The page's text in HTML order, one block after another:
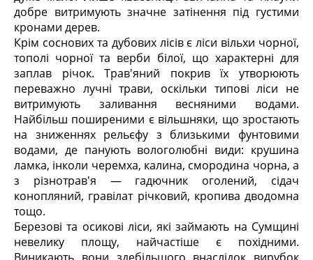
добре витримують значне затінення під густими
кронами дерев.
Крім соснових та дубових лісів є ліси вільхи чорної,
тополі чорної та верби білої, що характерні для
заплав річок. Трав'яний покрив їх утворюють
переважно лучні трави, оскільки типові ліси не
витримують заливання весняними водами.
Найбільш поширеними є вільшняки, що зростають
на зниженнях рельєфу з близькими фунтовими
водами, де панують вологолюбні види: крушина
ламка, інколи черемха, калина, смородина чорна, а
з різнотрав'я — гадючник оголений, сідач
конопляний, гравілат річковий, кропива дводомна
тощо.
Березові та осикові ліси, які займають на Сумщині
невелику площу, найчастіше є похідними.